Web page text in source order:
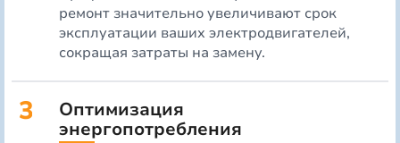
ремонт значительно увеличивают срок
эксплуатации ваших электродвигателей,
сокращая затраты на замену.
3
Оптимизация
энергопотребления